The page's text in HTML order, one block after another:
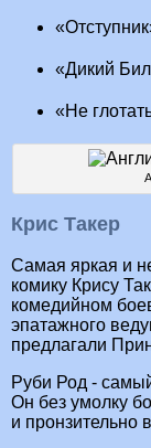
«Дикий
«Не
Крис Такер
Самая яркая и
комику Крису
комедийном
эпатажного
предлагали
Руби Род -
Он без умолку
и пронзительно